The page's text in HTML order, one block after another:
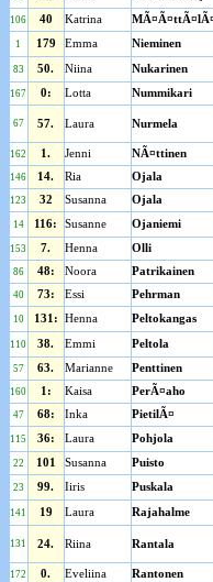
106 40 Katrina
1 179 Emma Nieminen
83 50. Niina Nukarinen
167 0: Lotta Nummikari
67 57. Laura Nurmela
162 1. Jenni NÃ¤ttinen
146 14. Ria Ojala
123 32 Susanna Ojala
14 116: Susanne Ojaniemi
153 7. Henna Olli
86 48: Noora Patrikainen
40 73: Essi Pehrman
10 131: Henna Peltokangas
110 38. Emmi Peltola
57 63. Marianne Penttinen
160 1: Kaisa PerÃ¤aho
47 68: Inka PietilÃ¤
115 36: Laura Pohjola
22 101 Susanna Puisto
23 99. Iiris Puskala
141 19 Laura Rajahalme
131 24. Riina Rantala
172 0. Eveliina Rantonen